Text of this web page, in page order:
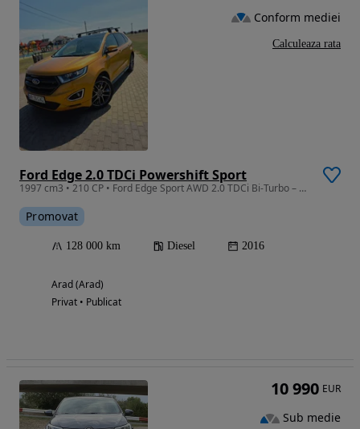
Ford Edge 2.0 TDCi Powershift Sport
1997 cm3 • 210 CP • Ford Edge Sport AWD 2.0 TDCi Bi-Turbo – 210 CP | AWD 4x4, Impecabil
Promovat
128 000 km Diesel 2016
Arad (Arad)
Privat • Publicat
Conform mediei
Calculeaza rata
10 990 EUR
Sub medie